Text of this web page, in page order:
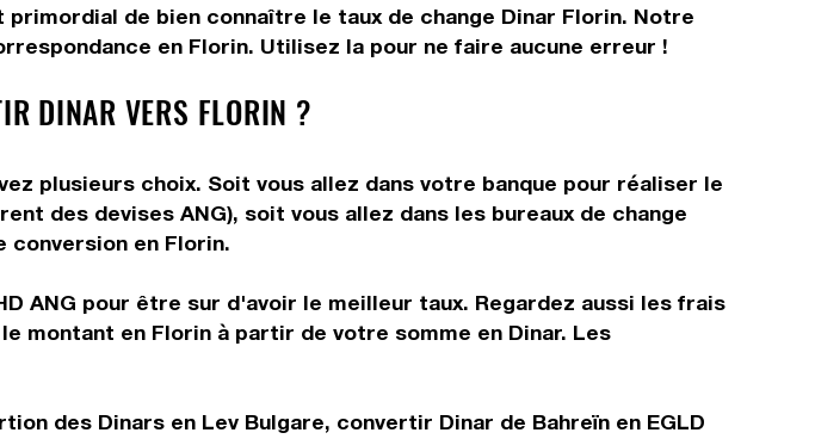
de bien connaître le taux de change Dinar Florin. Notre
en Florin. Utilisez la pour ne faire aucune erreur !
DINAR VERS FLORIN ?
plusieurs choix. Soit vous allez dans votre banque pour réaliser le
des devises ANG), soit vous allez dans les bureaux de change
conversion en Florin.
ANG pour être sur d'avoir le meilleur taux. Regardez aussi les frais
montant en Florin à partir de votre somme en Dinar. Les
des Dinars en Lev Bulgare, convertir Dinar de Bahreïn en EGLD